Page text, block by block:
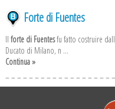
Forte di Fuentes
Il forte di Fuentesfu fatto costruire
Ducato di Milano, n ...
Continua »